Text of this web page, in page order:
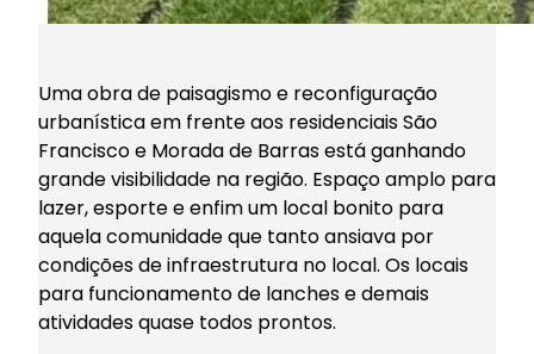
Uma obra de paisagismo e reconfiguração
urbanística em frente aos residenciais São
Francisco e Morada de Barras está ganhando
grande visibilidade na região. Espaço amplo para
lazer, esporte e enfim um local bonito para
aquela comunidade que tanto ansiava por
condições de infraestrutura no local. Os locais
para funcionamento de lanches e demais
atividades quase todos prontos.